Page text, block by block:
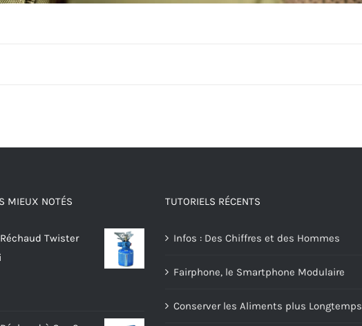
MIEUX NOTÉS
Twister
TUTORIELS RÉCENTS
Infos : Des Chiffres et des Hommes
Fairphone, le Smartphone Modulaire
Conserver les Aliments plus Longtemps